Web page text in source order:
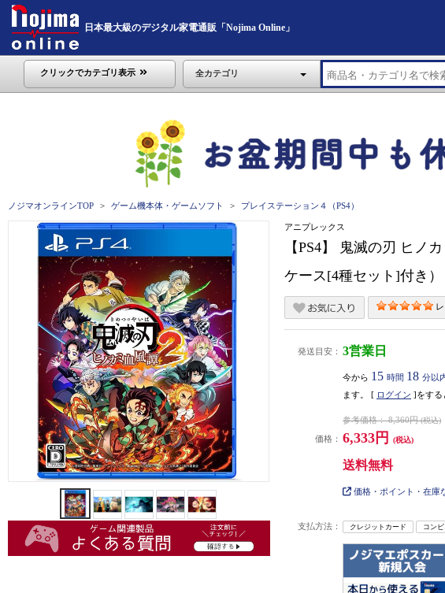
日本最大級のデジタル家電通販「Nojima Online」
クリックでカテゴリ表示 全カテゴリ
ノジマオンラインTOP ゲーム機本体・ゲームソフト プレイステーション４（PS4）
アニプレックス
【PS4】 鬼滅の刃 ヒ
ケース[4種セット]付き）
発送目安： 3営業日
今から 15 時間 18 分以
ます。 [ ログイン ]をする
価格：
参考価格： 8,360円(税込)
6,333円 (税込)
送料無料
価格・ポイント・在庫
支払方法： クレジットカード コン